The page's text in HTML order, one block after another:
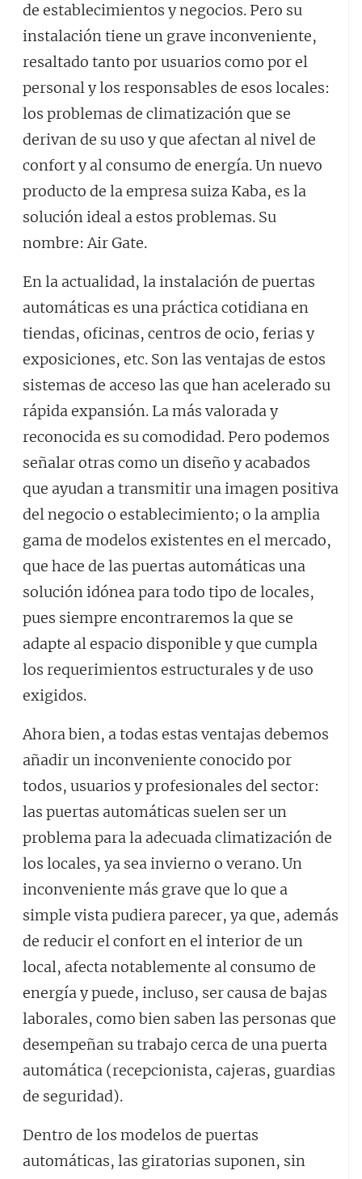
de establecimientos y negocios. Pero su
instalación tiene un grave inconveniente,
resaltado tanto por usuarios como por el
personal y los responsables de esos locales:
los problemas de climatización que se
derivan de su uso y que afectan al nivel de
confort y al consumo de energía. Un nuevo
producto de la empresa suiza Kaba, es la
solución ideal a estos problemas. Su
nombre: Air Gate.
En la actualidad, la instalación de puertas
automáticas es una práctica cotidiana en
tiendas, oficinas, centros de ocio, ferias y
exposiciones, etc. Son las ventajas de estos
sistemas de acceso las que han acelerado su
rápida expansión. La más valorada y
reconocida es su comodidad. Pero podemos
señalar otras como un diseño y acabados
que ayudan a transmitir una imagen positiva
del negocio o establecimiento; o la amplia
gama de modelos existentes en el mercado,
que hace de las puertas automáticas una
solución idónea para todo tipo de locales,
pues siempre encontraremos la que se
adapte al espacio disponible y que cumpla
los requerimientos estructurales y de uso
exigidos.
Ahora bien, a todas estas ventajas debemos
añadir un inconveniente conocido por
todos, usuarios y profesionales del sector:
las puertas automáticas suelen ser un
problema para la adecuada climatización de
los locales, ya sea invierno o verano. Un
inconveniente más grave que lo que a
simple vista pudiera parecer, ya que, además
de reducir el confort en el interior de un
local, afecta notablemente al consumo de
energía y puede, incluso, ser causa de bajas
laborales, como bien saben las personas que
desempeñan su trabajo cerca de una puerta
automática (recepcionista, cajeras, guardias
de seguridad).
Dentro de los modelos de puertas
automáticas, las giratorias suponen, sin